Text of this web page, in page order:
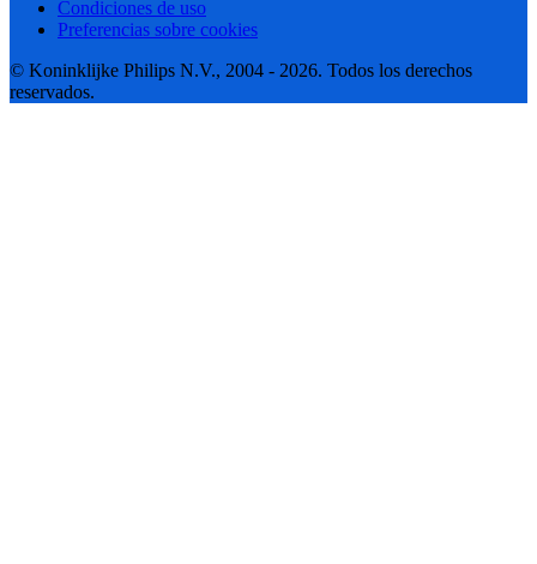
Condiciones de uso
Preferencias sobre cookies
© Koninklijke Philips N.V., 2004 - 2026. Todos los derechos
reservados.